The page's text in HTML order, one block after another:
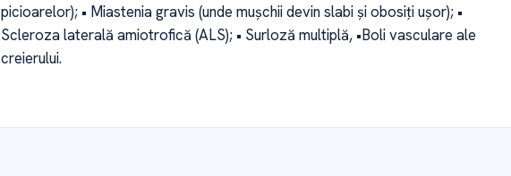
picioarelor); • Miastenia gravis (unde mușchii devin slabi și obosiți ușor); •
Scleroza laterală amiotrofică (ALS); • Surloză multiplă, •Boli vasculare ale
creierului.